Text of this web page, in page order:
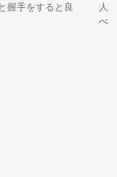
手をすると良
人ひ
べて